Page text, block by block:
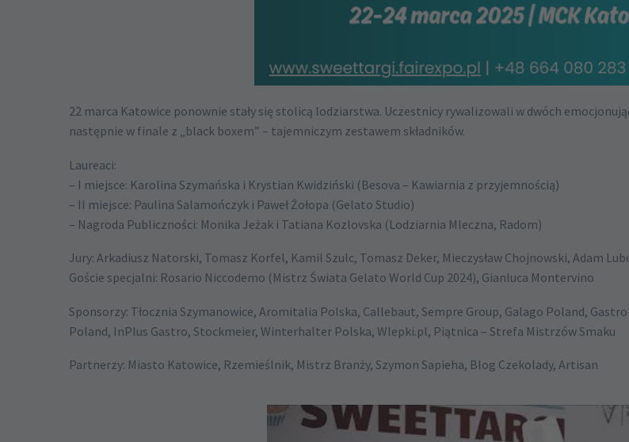
22 marca Katowice ponownie stały się stolicą lodziarstwa. Uczestnicy rywalizowali w dwóch
następnie w finale z „black boxem” – tajemniczym zestawem składników.
Laureaci:
– I miejsce: Karolina Szymańska i Krystian Kwidziński (Besova – Kawiarnia z przyjemnością)
– II miejsce: Paulina Salamończyk i Paweł Żołopa (Gelato Studio)
– Nagroda Publiczności: Monika Jeżak i Tatiana Kozlovska (Lodziarnia Mleczna, Radom)
Jury: Arkadiusz Natorski, Tomasz Korfel, Kamil Szulc, Tomasz Deker, Mieczysław Chojnowski, Adam
Goście specjalni: Rosario Niccodemo (Mistrz Świata Gelato World Cup 2024), Gianluca Montervino
Sponsorzy: Tłocznia Szymanowice, Aromitalia Polska, Callebaut, Sempre Group, Galago Poland,
Poland, InPlus Gastro, Stockmeier, Winterhalter Polska, Wlepki.pl, Piątnica – Strefa Mistrzów Smaku
Partnerzy: Miasto Katowice, Rzemieślnik, Mistrz Branży, Szymon Sapieha, Blog Czekolady, Artisan